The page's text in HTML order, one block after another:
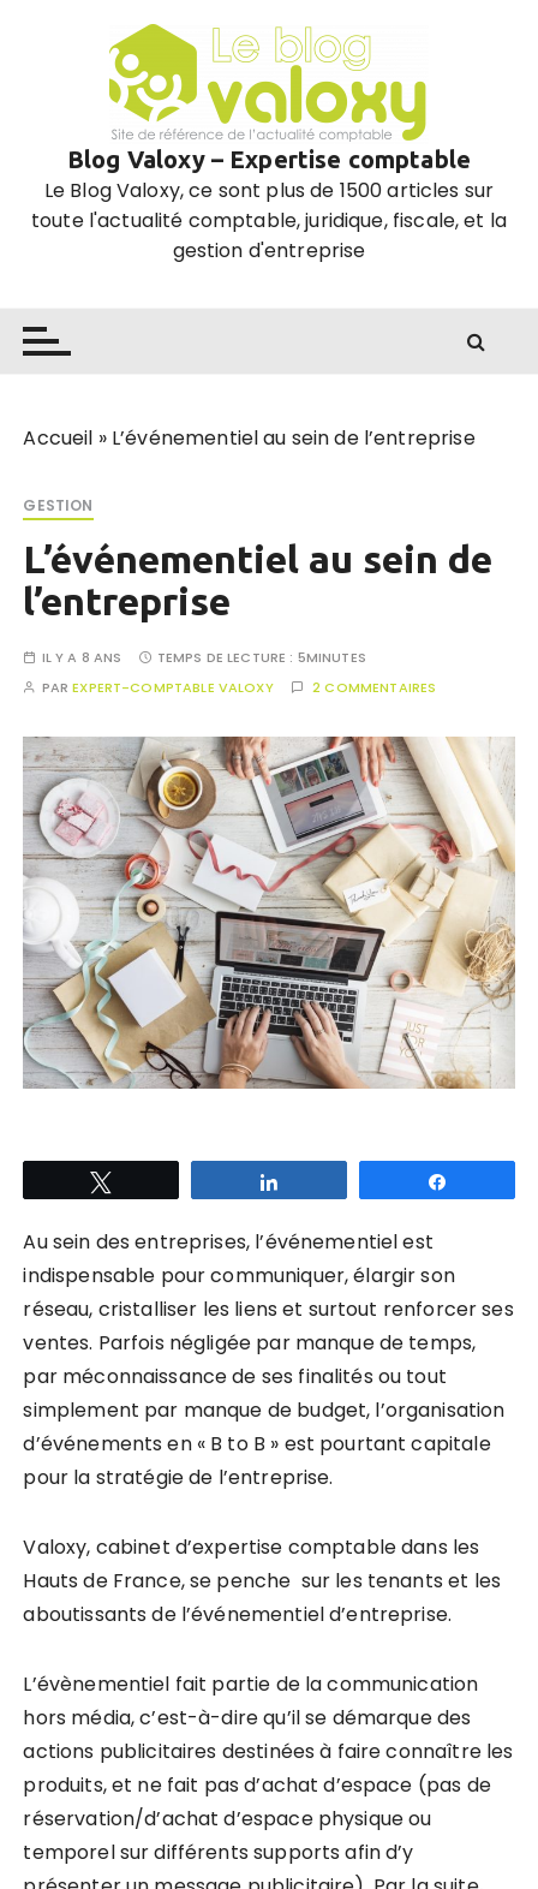
Blog Valoxy – Expertise comptable
Le Blog Valoxy, ce sont plus de 1500 articles sur
toute l'actualité comptable, juridique, fiscale, et la
gestion d'entreprise
Accueil » L’événementiel au sein de l’entreprise
GESTION
L’événementiel au sein de
l’entreprise
IL Y A 8 ANS TEMPS DE LECTURE : 5MINUTES
PAREXPERT-COMPTABLE VALOXY 2 COMMENTAIRES
Au sein des entreprises, l’événementiel est
indispensable pour communiquer, élargir son
réseau, cristalliser les liens et surtout renforcer ses
ventes. Parfois négligée par manque de temps,
par méconnaissance de ses finalités ou tout
simplement par manque de budget, l’organisation
d’événements en « B to B » est pourtant capitale
pour la stratégie de l’entreprise.
Valoxy, cabinet d’expertise comptable dans les
Hauts de France, se penche sur les tenants et les
aboutissants de l’événementiel d’entreprise.
L’évènementiel fait partie de la communication
hors média, c’est-à-dire qu’il se démarque des
actions publicitaires destinées à faire connaître les
produits, et ne fait pas d’achat d’espace (pas de
réservation/d’achat d’espace physique ou
temporel sur différents supports afin d’y